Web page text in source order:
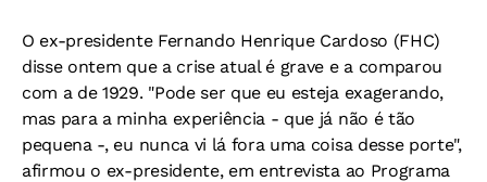
O ex-presidente Fernando Henrique Cardoso (FHC)
disse ontem que a crise atual é grave e a comparou
com a de 1929. "Pode ser que eu esteja exagerando,
mas para a minha experiência - que já não é tão
pequena -, eu nunca vi lá fora uma coisa desse porte",
afirmou o ex-presidente, em entrevista ao Programa